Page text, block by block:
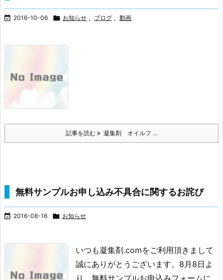
 2016-10-06  お知らせ , ブログ , 動画
記事を読む 凝集剤 オイルフ ...
無料サンプルお申し込み不具合に関するお詫び
 2016-08-16  お知らせ
いつも凝集剤.comをご利用頂きまして
誠にありがとうございます。 8月8日よ